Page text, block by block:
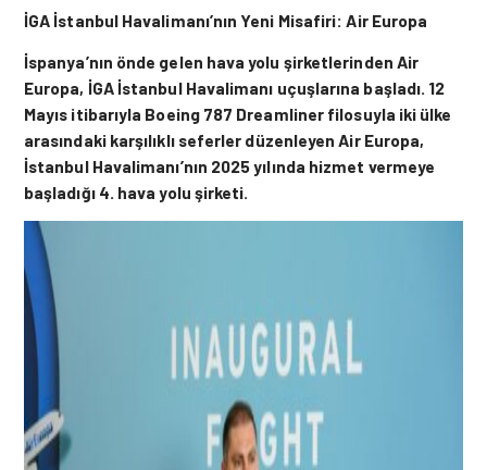
İGA İstanbul Havalimanı’nın Yeni Misafiri: Air Europa
İspanya’nın önde gelen hava yolu şirketlerinden Air
Europa, İGA İstanbul Havalimanı uçuşlarına başladı. 12
Mayıs itibarıyla Boeing 787 Dreamliner filosuyla iki ülke
arasındaki karşılıklı seferler düzenleyen Air Europa,
İstanbul Havalimanı’nın 2025 yılında hizmet vermeye
başladığı 4. hava yolu şirketi.